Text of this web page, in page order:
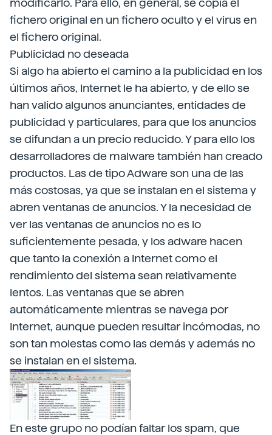
modificarlo. Para ello, en general, se copia el
fichero original en un fichero oculto y el virus en
el fichero original.
Publicidad no deseada
Si algo ha abierto el camino a la publicidad en los
últimos años, Internet le ha abierto, y de ello se
han valido algunos anunciantes, entidades de
publicidad y particulares, para que los anuncios
se difundan a un precio reducido. Y para ello los
desarrolladores de malware también han creado
productos. Las de tipo Adware son una de las
más costosas, ya que se instalan en el sistema y
abren ventanas de anuncios. Y la necesidad de
ver las ventanas de anuncios no es lo
suficientemente pesada, y los adware hacen
que tanto la conexión a Internet como el
rendimiento del sistema sean relativamente
lentos. Las ventanas que se abren
automáticamente mientras se navega por
Internet, aunque pueden resultar incómodas, no
son tan molestas como las demás y además no
se instalan en el sistema.
En este grupo no podían faltar los spam, que